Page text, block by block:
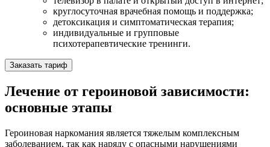
круглосуточная врачебная помощь и поддержка;
детоксикация и симптоматическая терапия;
индивидуальные и групповые
психотерапевтические тренинги.
Заказать тариф
Лечение от героиновой зависимости:
основные этапы
Героиновая наркомания является тяжелым комплексным
заболеванием, так как наряду с опасными нарушениями